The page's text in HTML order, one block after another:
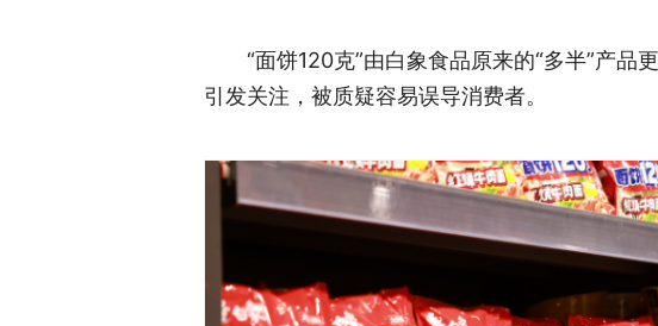
“面饼120克”由白象食品原来的“多半”产品
引发关注，被质疑容易误导消费者。